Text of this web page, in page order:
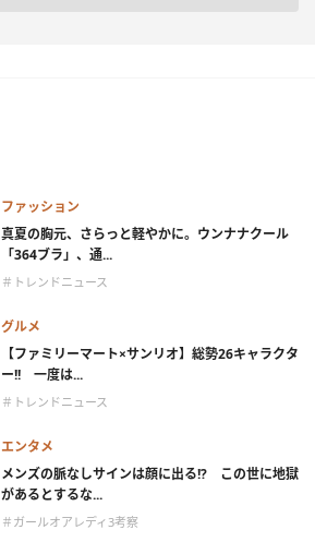
ファッション
真夏の胸元、さらっと軽やかに。ウンナナクール
「364ブラ」、通...
＃トレンドニュース
グルメ
【ファミリーマート×サンリオ】総勢26キャラクタ
ー!! 一度は...
＃トレンドニュース
エンタメ
メンズの脈なしサインは顔に出る!? この世に地獄
があるとするな...
＃ガールオアレディ3考察